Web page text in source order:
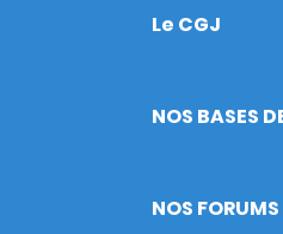
Footer
Le CGJ
NOS BASES
NOS FORUMS